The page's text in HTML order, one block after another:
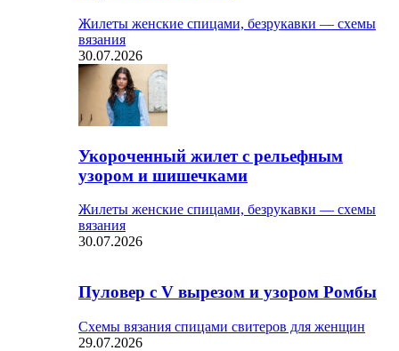
Жилеты женские спицами, безрукавки — схемы
вязания
30.07.2026
Укороченный жилет с рельефным
узором и шишечками
Жилеты женские спицами, безрукавки — схемы
вязания
30.07.2026
Пуловер с V вырезом и узором Ромбы
Схемы вязания спицами свитеров для женщин
29.07.2026